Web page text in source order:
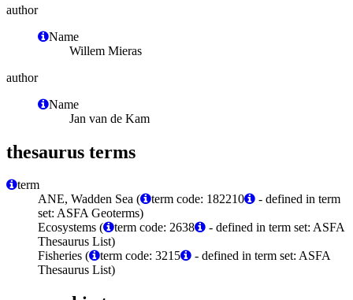
author
Name
Willem Mieras
author
Name
Jan van de Kam
thesaurus terms
term
ANE, Wadden Sea (
term code: 182210
- defined in term
set: ASFA Geoterms)
Ecosystems (
term code: 2638
- defined in term set: ASFA
Thesaurus List)
Fisheries (
term code: 3215
- defined in term set: ASFA
Thesaurus List)